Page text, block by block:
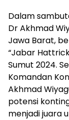
Dalam
Dr Akhmad
Jawa Barat,
“Jabar
Sumut 2024.
Komandan
Akhmad
potensi
menjadi juara